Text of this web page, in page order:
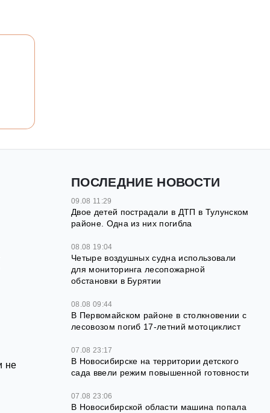
не
ПОСЛЕДНИЕ НОВОСТИ
09.08 11:29
Двое детей пострадали в ДТП в Тулунском
районе. Одна из них погибла
08.08 19:04
Четыре воздушных судна использовали
для мониторинга лесопожарной
обстановки в Бурятии
08.08 09:44
В Первомайском районе в столкновении с
лесовозом погиб 17-летний мотоциклист
07.08 23:17
В Новосибирске на территории детского
сада ввели режим повышенной готовности
07.08 23:06
В Новосибирской области машина попала